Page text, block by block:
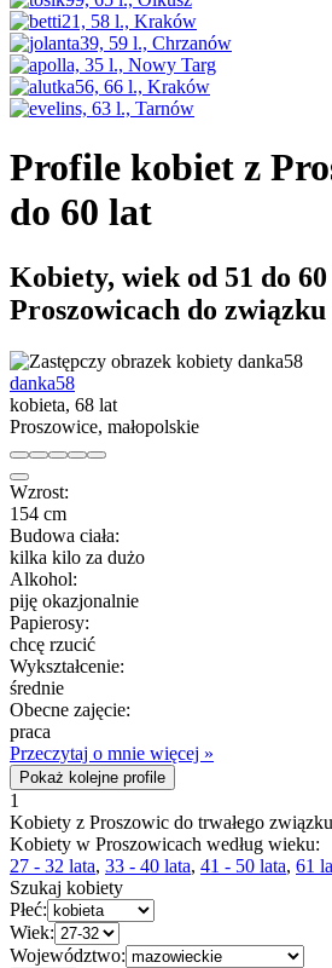
Profile kobiet z
do 60 lat
Kobiety, wiek od 51 do
Proszowicach do związku
danka58
kobieta, 68 lat
Proszowice, małopolskie
Wzrost:
154 cm
Budowa ciała:
kilka kilo za dużo
Alkohol:
piję okazjonalnie
Papierosy:
chcę rzucić
Wykształcenie:
średnie
Obecne zajęcie:
praca
Przeczytaj o mnie więcej »
Pokaż kolejne profile
1
Kobiety z Proszowic do trwałego związku
Kobiety w Proszowicach według wieku:
27 - 32 lata, 33 - 40 lata, 41 - 50 lata, 61
Szukaj kobiety
Płeć:
Wiek:
Województwo: